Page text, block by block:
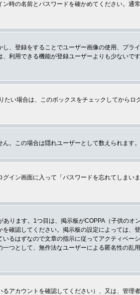
時の名前とパスワードを確かめてください。通
、登録をすることでユーザー画像の使用、プラ
利用できる機能が登録ユーザーよりも少ないで
い場合は、このボックスをチェックしてから
。この場合は隠れユーザーとして数えられます。
イン画面に入って「パスワードを忘れてしまい
ります。1つ目は、掲示板がCOPPA（子供のオ
確認してください。掲示板の設定によっては、
るはずなので文章の指示に従ってアクティベー
つとして、無作法なユーザーによる匿名性の乱
アカウントを確認してください）、又は、管理